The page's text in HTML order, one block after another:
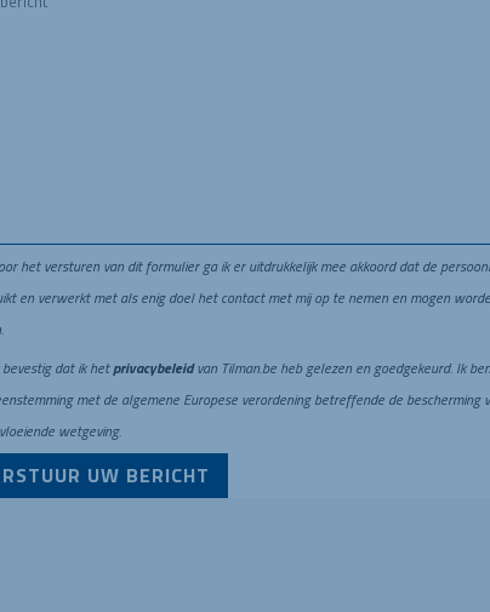
het versturen van dit formulier ga ik er uitdrukkelijk mee akkoord dat de
en verwerkt met als enig doel het contact met mij op te nemen en mogen
bevestig dat ik hetprivacybeleidvan Tilman.be heb gelezen en goedgekeurd. Ik
met de algemene Europese verordening betreffende de
wetgeving.